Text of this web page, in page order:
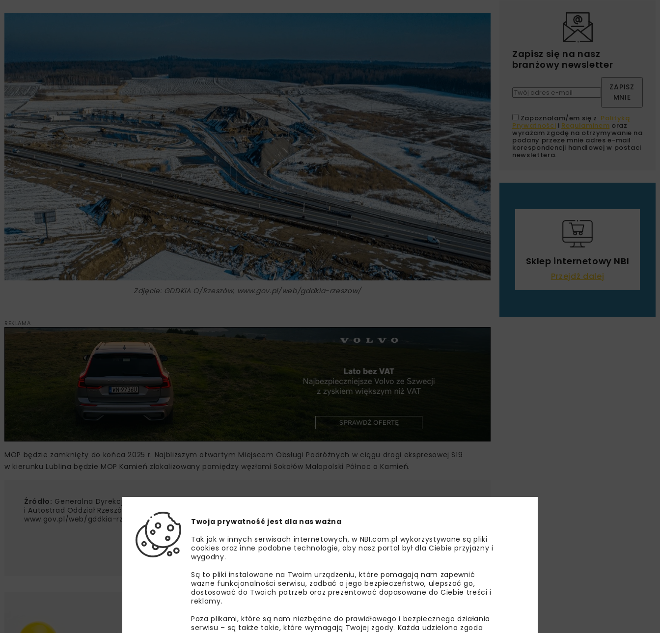
Zdjęcie: GDDKiA O/Rzeszów, www.gov.pl/web/gddkia-rzeszow/
REKLAMA
MOP będzie zamknięty do końca 2025 r. Najbliższym otwartym Miejscem Obsługi Podróżnych w ciągu drogi ekspresowej S19
w kierunku Lublina będzie MOP Kamień zlokalizowany pomiędzy węzłami Sokołów Małopolski Północ a Kamień.
Źródło: Generalna Dyrekcja Dróg Krajowych
i Autostrad Oddział Rzeszów,
www.gov.pl/web/gddkia-rzeszow/
S19 SOKOŁÓW MAŁOPOLSKI PÓŁNOC-JASIONKA
Lubisz wiedzieć więcej?
Zapisz się na nasz
branżowy newsletter
ZAPISZ
MNIE
Zapoznałam/em się z Polityką
Prywatności i Regulaminem oraz
wyrażam zgodę na otrzymywanie na
podany przeze mnie adres e-mail
korespondencji handlowej w postaci
newslettera.
Sklep internetowy NBI
Przejdź dalej
Twoja prywatność jest dla nas ważna
Tak jak w innych serwisach internetowych, w NBI.com.pl wykorzystywane są pliki
cookies oraz inne podobne technologie, aby nasz portal był dla Ciebie przyjazny i
wygodny.
Są to pliki instalowane na Twoim urządzeniu, które pomagają nam zapewnić
ważne funkcjonalności serwisu, zadbać o jego bezpieczeństwo, ulepszać go,
dostosować do Twoich potrzeb oraz prezentować dopasowane do Ciebie treści i
reklamy.
Poza plikami, które są nam niezbędne do prawidłowego i bezpiecznego działania
serwisu – są także takie, które wymagają Twojej zgody. Każda udzielona zgoda